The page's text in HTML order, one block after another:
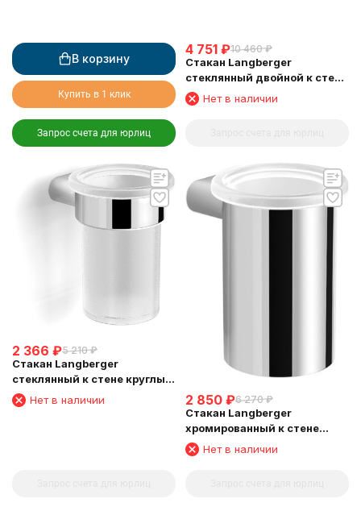
В корзину
Купить в 1 клик
Запрос счета для юрлиц
4 751 ₽10 460 ₽
Стакан Langberger
стеклянный двойной к стене
круглый 24019A
Нет в наличии
2 366 ₽5 210 ₽
Стакан Langberger
стеклянный к стене круглый
24011AНет в наличии 2 850 ₽6 270 ₽
Стакан Langberger
хромированный к стене
круглый 24011B
Нет в наличии